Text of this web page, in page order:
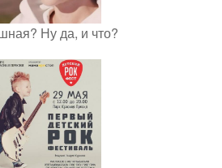
Ну да, и что?